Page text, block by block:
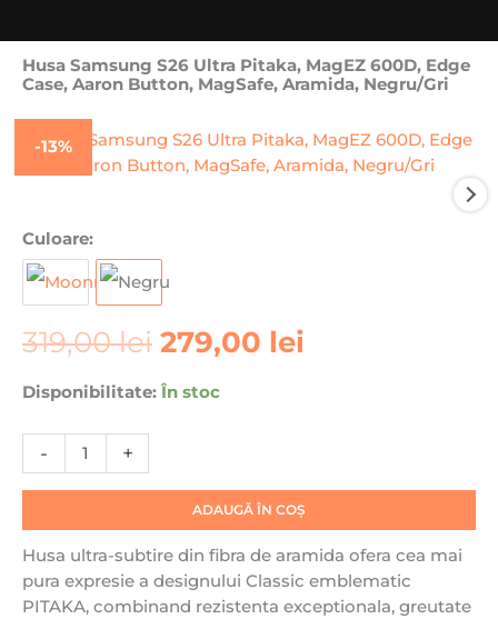
Husa Samsung S26 Ultra Pitaka, MagEZ 600D, Edge
Case, Aaron Button, MagSafe, Aramida, Negru/Gri
-13%
Culoare:
319,00lei
inițial
a
fost:
319,00 lei.
279,00 lei
Disponibilitate: În stoc
-
Cantitate
Husa
Samsung
Ultra
MagEZ
Case,
Aaron
MagSafe,
Negru/Gri
+
ADAUGĂ ÎN COȘ
Husa ultra-subtire din fibra de aramida ofera cea mai
pura expresie a designului Classic emblematic
PITAKA, combinand rezistenta exceptionala, greutate